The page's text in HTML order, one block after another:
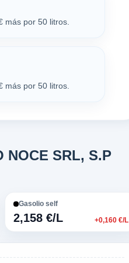
más por 50 litros.
más por 50 litros.
SRL, S.P
Gasolio self
2,158 €/L +0,160 €/L